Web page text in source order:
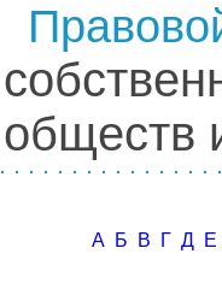
обществ
А Б В Г Д Е